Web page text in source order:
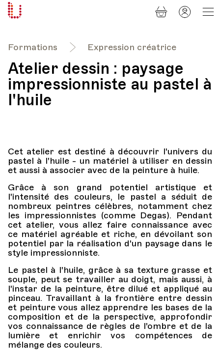
Formations Expression créatrice
Atelier dessin : paysage
impressionniste au pastel à
l'huile
Cet atelier est destiné à découvrir l'univers du
pastel à l'huile - un matériel à utiliser en dessin
et aussi à associer avec de la peinture à huile.
Grâce à son grand potentiel artistique et
l'intensité des couleurs, le pastel a séduit de
nombreux peintres célèbres, notamment chez
les impressionnistes (comme Degas). Pendant
cet atelier, vous allez faire connaissance avec
ce matériel agréable et riche, en dévoilant son
potentiel par la réalisation d'un paysage dans le
style impressionniste.
Le pastel à l'huile, grâce à sa texture grasse et
souple, peut se travailler au doigt, mais aussi, à
l'instar de la peinture, être dilué et appliqué au
pinceau. Travaillant à la frontière entre dessin
et peinture vous allez apprendre les bases de la
composition et de la perspective, approfondir
vos connaissance de règles de l'ombre et de la
lumière et enrichir vos compétences de
mélange des couleurs.
Panier
Mon